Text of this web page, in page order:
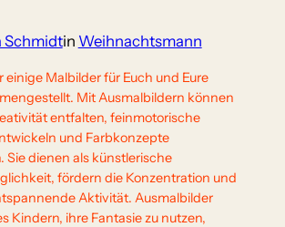
Schmidtin Weihnachtsmann
einige Malbilder für Euch und Eure
Mit Ausmalbildern können
entfalten, feinmotorische
und Farbkonzepte
Sie dienen als künstlerische
fördern die Konzentration und
Aktivität. Ausmalbilder
Kindern, ihre Fantasie zu nutzen,